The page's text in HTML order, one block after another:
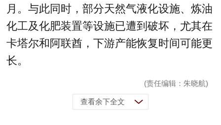
月。与此同时，部分天然气液化设施、炼油
化工及化肥装置等设施已遭到破坏，尤其在
卡塔尔和阿联酋，下游产能恢复时间可能更
长。
(责任编辑：朱晓航)
查看余下全文